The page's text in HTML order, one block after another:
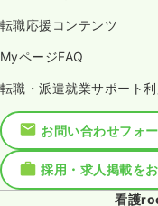
転職応援コンテンツ
MyページFAQ
転職・派遣就業サポート
お問い合わせフォ
採用・求人掲載を
看護